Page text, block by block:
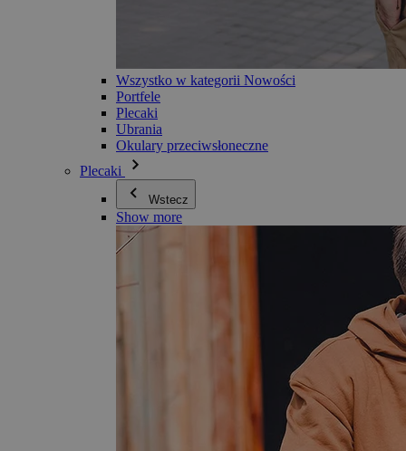
Wszystko w kategorii Nowości
Portfele
Plecaki
Ubrania
Okulary przeciwsłoneczne
Plecaki
Wstecz
Show more